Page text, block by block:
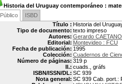
Historia del Uruguay contemporáneo :
Público
ISBD
Título : Historia del
Tipo de documento: texto impreso
Autores: Gerardo
Editorial: Montevideo : FCU
Fecha de publicación: 1995
Colección: Cuadernos de
Número de páginas: 319 p
Il.: cuads., gráfs
ISBN/ISSN/DL: SC 939
Nota general: SC 939 Cab. port.: